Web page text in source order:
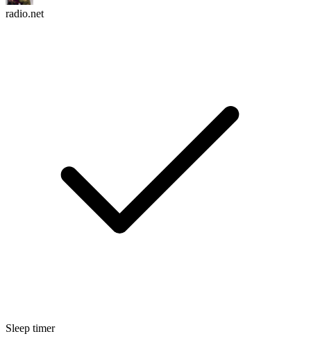
radio.net
Sleep timer